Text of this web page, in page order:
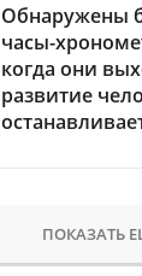
Обнаружены
часы-
когда они
развитие
ПОКАЗАТЬ